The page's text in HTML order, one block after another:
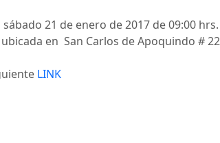
21 de enero de 2017 de 09:00
en San Carlos de Apoquindo #
LINK